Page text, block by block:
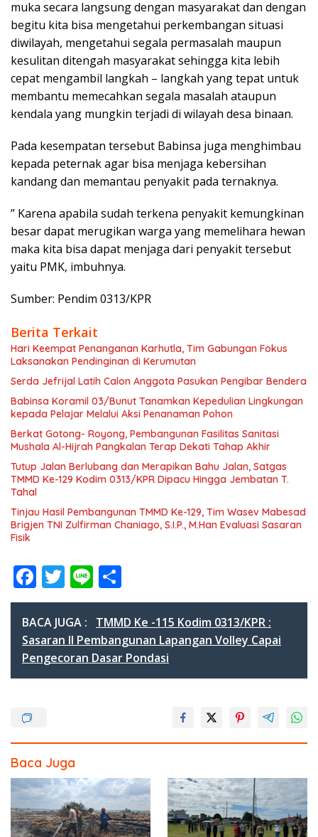
muka secara langsung dengan masyarakat dan dengan
begitu kita bisa mengetahui perkembangan situasi
diwilayah, mengetahui segala permasalah maupun
kesulitan ditengah masyarakat sehingga kita lebih
cepat mengambil langkah – langkah yang tepat untuk
membantu memecahkan segala masalah ataupun
kendala yang mungkin terjadi di wilayah desa binaan.
Pada kesempatan tersebut Babinsa juga menghimbau
kepada peternak agar bisa menjaga kebersihan
kandang dan memantau penyakit pada ternaknya.
” Karena apabila sudah terkena penyakit kemungkinan
besar dapat merugikan warga yang memelihara hewan
maka kita bisa dapat menjaga dari penyakit tersebut
yaitu PMK, imbuhnya.
Sumber: Pendim 0313/KPR
Berita Terkait
Hari Keempat Penanganan Karhutla, Tim Gabungan Fokus
Laksanakan Pendinginan di Kerumutan
Serda Jefrijal Latih Calon Anggota Pasukan Pengibar Bendera
Babinsa Koramil 03/Bunut Tanamkan Kepedulian Lingkungan
kepada Pelajar Melalui Aksi Penanaman Pohon
Berkat Gotong- Royong, Pembangunan Fasilitas Sanitasi
Mushala Al-Hijrah Pangkalan Terap Dekati Tahap Akhir
Tutup Jalan Berlubang dan Merapikan Bahu Jalan, Satgas
TMMD Ke-129 Kodim 0313/KPR Dipacu Hingga Jembatan T.
Tahal
Tinjau Hasil Pembangunan TMMD Ke-129, Tim Wasev Mabesad
Brigjen TNI Zulfirman Chaniago, S.I.P., M.Han Evaluasi Sasaran
Fisik
F
ac
e
b
o
T
w
itt
er
Li
n
e
h
ar
e
BACA JUGA :
TMMD Ke -115 Kodim 0313/KPR :
Sasaran II Pembangunan Lapangan Volley Capai
Pengecoran Dasar Pondasi
Baca Juga